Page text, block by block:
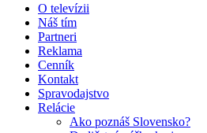
O televízii
Náš tím
Partneri
Reklama
Cenník
Kontakt
Spravodajstvo
Relácie
Ako poznáš Slovensko?